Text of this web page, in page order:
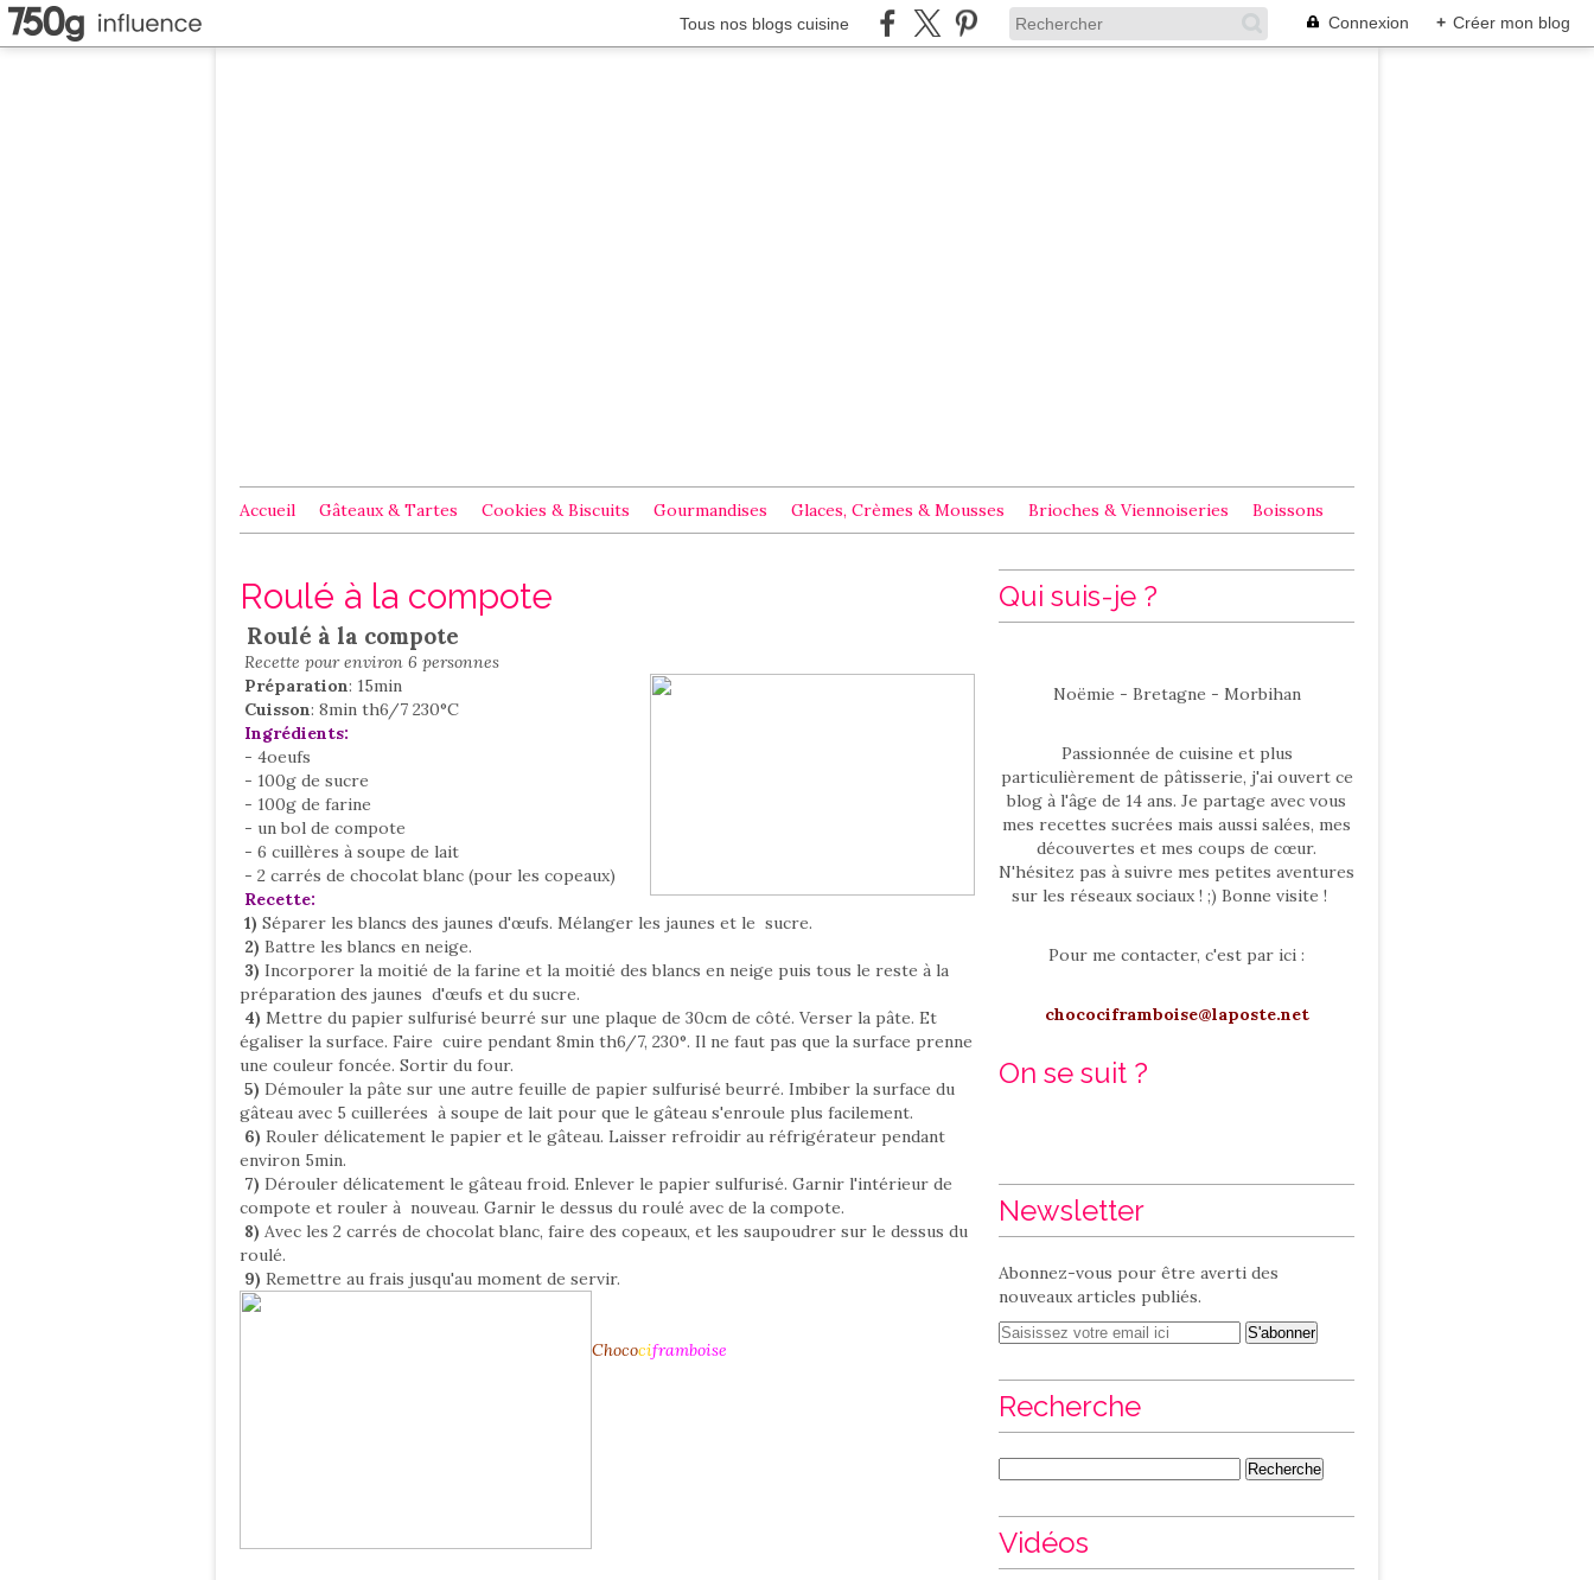
Tous nos blogs cuisine Connexion + Créer mon blog
Accueil Gâteaux & Tartes Cookies & Biscuits Gourmandises Glaces, Crèmes & Mousses Brioches & Viennoiseries Boissons
Roulé à la compote
Roulé à la compote
Recette pour environ 6 personnes
Préparation: 15min
Cuisson: 8min th6/7 230°C
Ingrédients:
- 4oeufs
- 100g de sucre
- 100g de farine
- un bol de compote
- 6 cuillères à soupe de lait
- 2 carrés de chocolat blanc (pour les copeaux)
Recette:
1) Séparer les blancs des jaunes d'œufs. Mélanger les jaunes et le sucre.
2) Battre les blancs en neige.
3) Incorporer la moitié de la farine et la moitié des blancs en neige puis tous le reste à la
préparation des jaunes d'œufs et du sucre.
4) Mettre du papier sulfurisé beurré sur une plaque de 30cm de côté. Verser la pâte. Et
égaliser la surface. Faire cuire pendant 8min th6/7, 230°. Il ne faut pas que la surface prenne
une couleur foncée. Sortir du four.
5) Démouler la pâte sur une autre feuille de papier sulfurisé beurré. Imbiber la surface du
gâteau avec 5 cuillerées à soupe de lait pour que le gâteau s'enroule plus facilement.
6) Rouler délicatement le papier et le gâteau. Laisser refroidir au réfrigérateur pendant
environ 5min.
7) Dérouler délicatement le gâteau froid. Enlever le papier sulfurisé. Garnir l'intérieur de
compote et rouler à nouveau. Garnir le dessus du roulé avec de la compote.
8) Avec les 2 carrés de chocolat blanc, faire des copeaux, et les saupoudrer sur le dessus du
roulé.
9) Remettre au frais jusqu'au moment de servir.
Chocociframboise
Qui suis-je ?
Noëmie - Bretagne - Morbihan
Passionnée de cuisine et plus
particulièrement de pâtisserie, j'ai ouvert ce
blog à l'âge de 14 ans. Je partage avec vous
mes recettes sucrées mais aussi salées, mes
découvertes et mes coups de cœur.
N'hésitez pas à suivre mes petites aventures
sur les réseaux sociaux ! ;) Bonne visite !
Pour me contacter, c'est par ici :
chocociframboise@laposte.net
On se suit ?
Newsletter
Abonnez-vous pour être averti des
nouveaux articles publiés.
Recherche
Vidéos